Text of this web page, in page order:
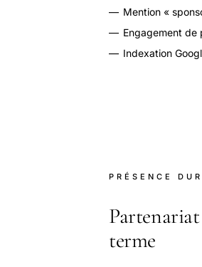
— Mention «
— Engagement de
— Indexation
PRÉSENCE
terme